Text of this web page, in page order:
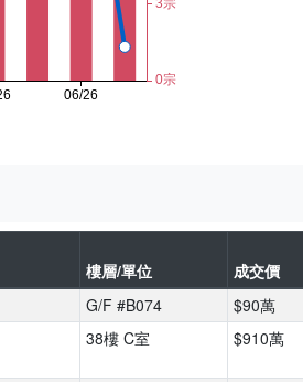
樓層/單位 成交價
G/F #B074 $90萬
38樓 C室 $910萬